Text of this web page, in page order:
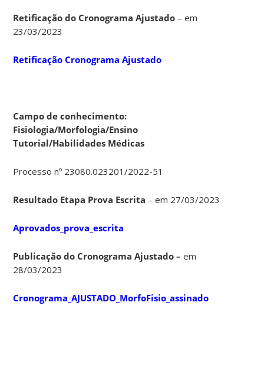
Retificação do Cronograma Ajustado – em
23/03/2023
Retificação Cronograma Ajustado
Campo de conhecimento:
Fisiologia/Morfologia/Ensino
Tutorial/Habilidades Médicas
Processo nº 23080.023201/2022-51
Resultado Etapa Prova Escrita – em 27/03/2023
Aprovados_prova_escrita
Publicação do Cronograma Ajustado –em
28/03/2023
Cronograma_AJUSTADO_MorfoFisio_assinado